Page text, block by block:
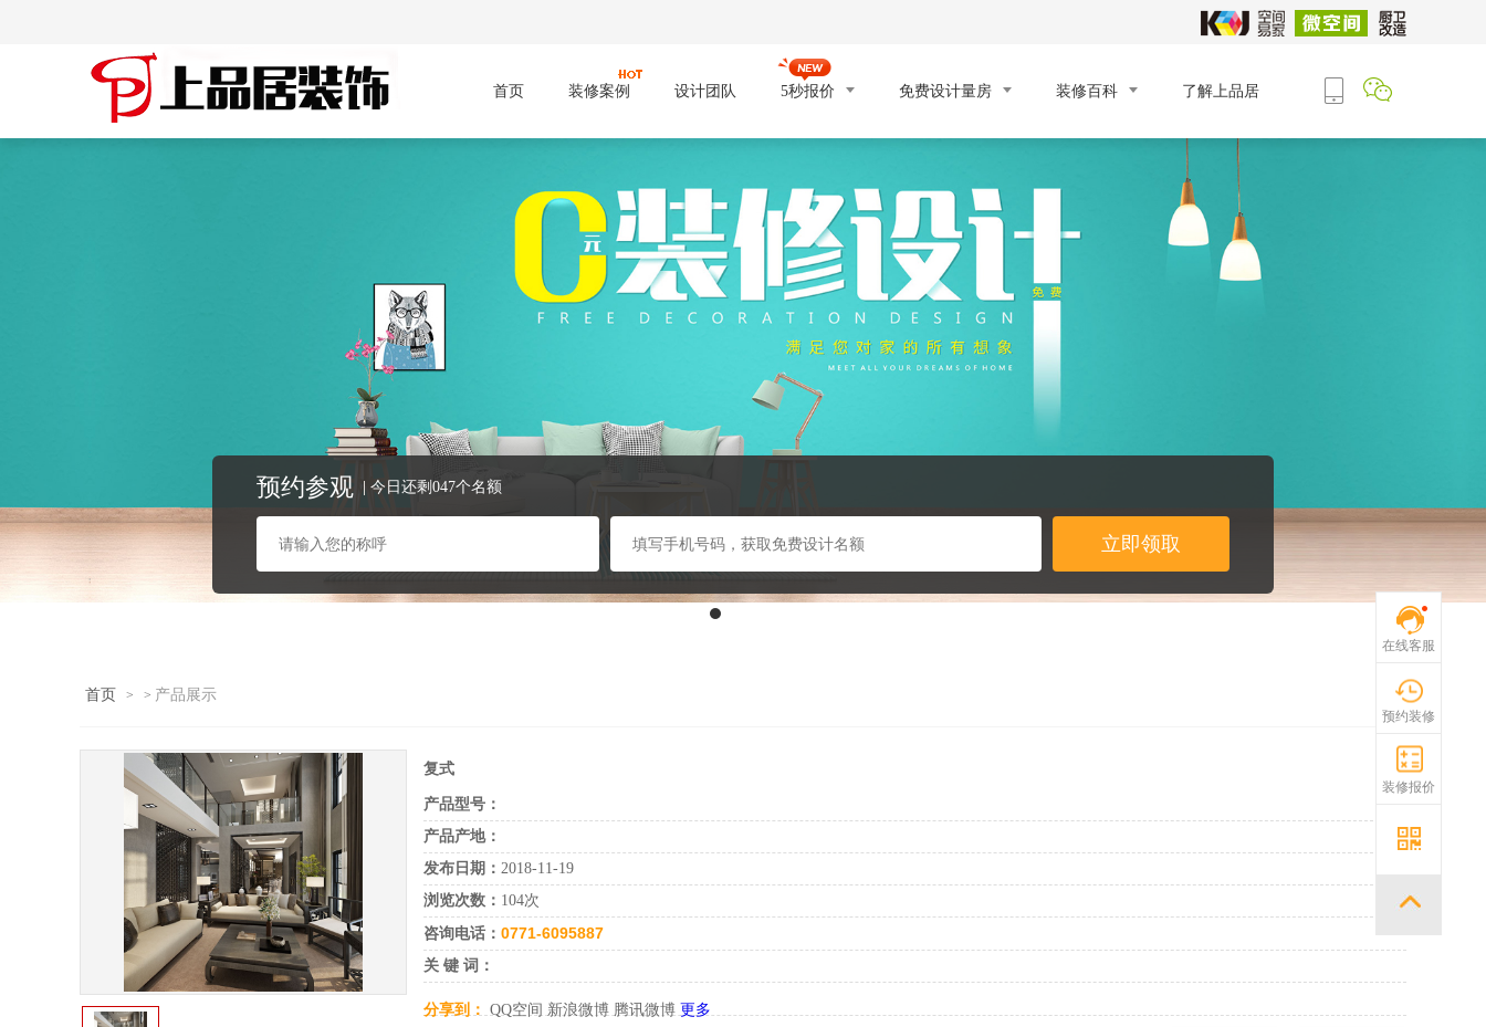
在线客服
预约装修
装修报价
首页 装修案例 设计团队 5秒报价 免费设计量房 装修百科 了解上品居
预约参观 今日还剩047个名额
首页 > > 产品展示
复式
产品型号：
产品产地：
发布日期： 2018-11-19
浏览次数： 104次
咨询电话： 0771-6095887
关 键 词：
分享到： QQ空间 新浪微博 腾讯微博 更多